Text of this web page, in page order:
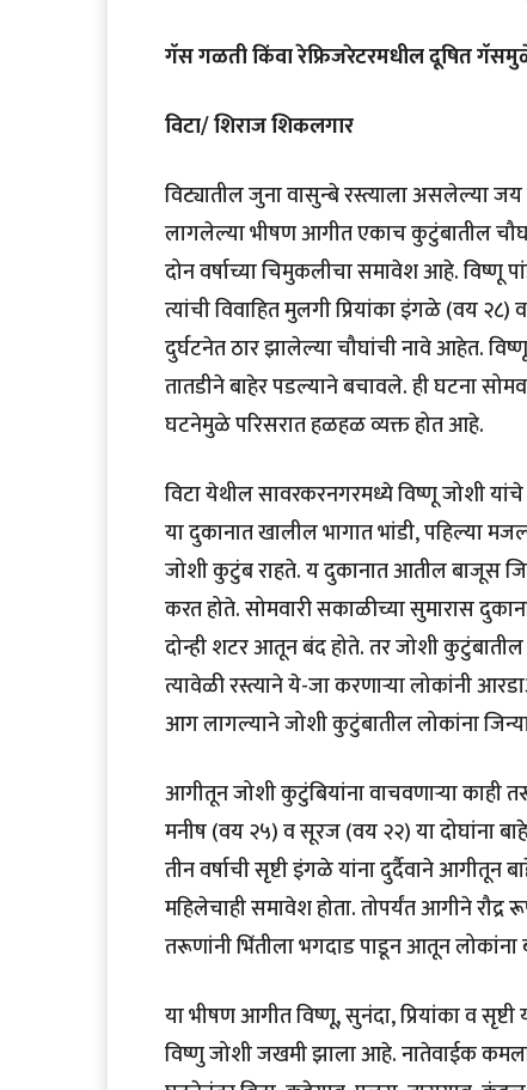
गॅस गळती किंवा रेफ्रिजरेटरमधील दूषित
विटा/ शिराज शिकलगार
विट्यातील जुना वासुन्बे रस्त्याला असलेल्या
लागलेल्या भीषण आगीत एकाच कुटुंबातील
दोन वर्षाच्या चिमुकलीचा समावेश आहे. विष्णू
त्यांची विवाहित मुलगी प्रियांका इंगळे (वय
दुर्घटनेत ठार झालेल्या चौघांची नावे आहेत.
तातडीने बाहेर पडल्याने बचावले. ही घटना
घटनेमुळे परिसरात हळहळ व्यक्त होत आहे.
विटा येथील सावरकरनगरमध्ये विष्णू जोशी
या दुकानात खालील भागात भांडी, पहिल्या
जोशी कुटुंब राहते. य दुकानात आतील बाजूस
करत होते. सोमवारी सकाळीच्या सुमारास
दोन्ही शटर आतून बंद होते. तर जोशी
त्यावेळी रस्त्याने ये-जा करणार्‍या लोकांनी
आग लागल्याने जोशी कुटुंबातील लोकांना
आगीतून जोशी कुटुंबियांना वाचवणार्‍या काही
मनीष (वय २५) व सूरज (वय २२) या दोघांना
तीन वर्षाची सृष्टी इंगळे यांना दुर्दैवाने आगीतून
महिलेचाही समावेश होता. तोपर्यंत आगीने
तरूणांनी भिंतीला भगदाड पाडून आतून लोकांना
या भीषण आगीत विष्णू, सुनंदा, प्रियांका व
विष्णु जोशी जखमी झाला आहे. नातेवाईक